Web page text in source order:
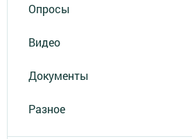
Опросы
Видео
Документы
Разное